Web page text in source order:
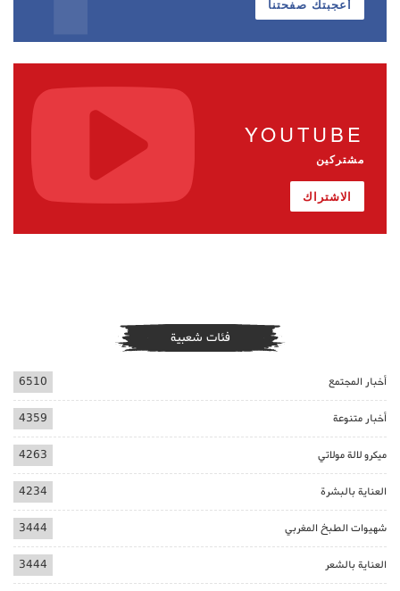
أعجبتك صفحتنا
YOUTUBE
مشتركين
الاشتراك
فئات شعبية
أخبار المجتمع 6510
أخبار متنوعة 4359
ميكرو لالة مولاتي 4263
العناية بالبشرة 4234
شهيوات الطبخ المغربي 3444
العناية بالشعر 3444